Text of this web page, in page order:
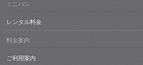
ミニバン
レンタル料金
料金案内
ご利用案内